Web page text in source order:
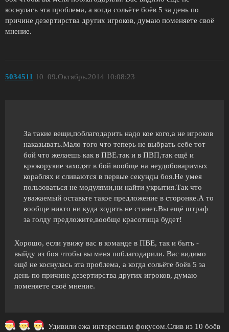
коснулась эта проблема, а когда сольёте боёв 5 за день по
причине дезертирства других игроков, думаю поменяете своё
мнение.
5034511 09.Октябрь.2014 10:08:23
10
За такие вещи,поблагодарить надо кое кого,а не игроков
наказывать.Мало того что теперь не выбрать себе тот
бой что желаешь как в ПВЕ.так и в ПВП,так ещё и
крюкорукие заходят в бой вообще на неудобоваримых
кораблях и сливаются в первые секунды боя.Не умея
пользоваться не модулями,ни найти укрытия.Так что
уважаемый оставьте такое предложение в сторонке.А то
вообще никто ни куда ходить не станет.Вы ещё штраф
за голду предложите,вообще красотища будет!
Хорошо, если увижу вас в команде в ПВЕ, так и быть -
выйду из боя чтобы вы меня поблагодарили. Вас видимо
ещё не коснулась эта проблема, а когда сольёте боёв 5 за
день по причине дезертирства других игроков, думаю
поменяете своё мнение.
Удивили ежа интересным фокусом.Слив из 10 боёв